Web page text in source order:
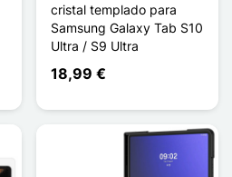
cristal templado para
Samsung Galaxy Tab S10
Ultra / S9 Ultra
18,99 €